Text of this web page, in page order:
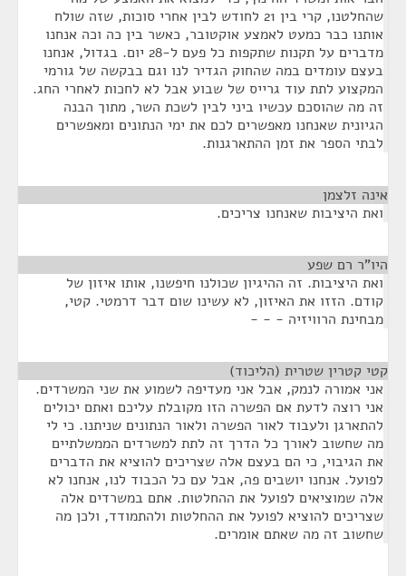
שהחלטנו, קרי בין 21 לחודש לבין אחרי סוכות, שזה שולח
אותנו כבר כמעט לאמצע אוקטובר, כאשר בין כה וכה אנחנו
מדברים על תקנות שתקפות כל פעם ל-28 יום. בגדול, אנחנו
בעצם עומדים במה שהחוק הגדיר לנו וגם בבקשה של גורמי
המקצוע לתת עוד גרייס של שבוע אבל לא לחכות לאחרי החג.
זה מה שהוסכם עכשיו ביני לבין לשכת השר, מתוך הבנה
הגיונית שאנחנו מאפשרים לכם את ימי הנתונים ומאפשרים
לבתי הספר את זמן ההתארגנות.
אינה זלצמן
ואת היציבות שאנחנו צריכים.
היו"ר רם שפע
ואת היציבות. זה ההיגיון שכולנו חיפשנו, אותו איזון של
קודם. הזזו את האיזון, לא עשינו שום דבר דרמטי. קטי,
מבחינת הרוויזיה - - -
קטי קטרין שטרית (הליכוד)
אני אמורה לנמק, אבל אני מעדיפה לשמוע את שני המשרדים.
אני רוצה לדעת אם הפשרה הזו מקובלת עליכם ואתם יכולים
להתארגן ולעבוד לאור הפשרה ולאור הנתונים שניתנו. כי לי
מה שחשוב לאורך כל הדרך זה לתת למשרדים הממשלתיים
את הגיבוי, כי הם בעצם אלה שצריכים להוציא את הדברים
לפועל. אנחנו יושבים פה, אבל עם כל הכבוד לנו, אנחנו לא
אלה שמוציאים לפועל את ההחלטות. אתם במשרדים אלה
שצריכים להוציא לפועל את ההחלטות ולהתמודד, ולכן מה
שחשוב זה מה שאתם אומרים.